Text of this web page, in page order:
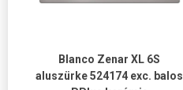
Blanco Zenar XL 6S
aluszürke 524174 exc. balos